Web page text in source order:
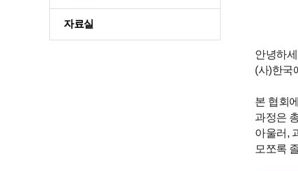
자료실
안녕하
(사)한국
본 협회
과정은
아울러,
모쪼록